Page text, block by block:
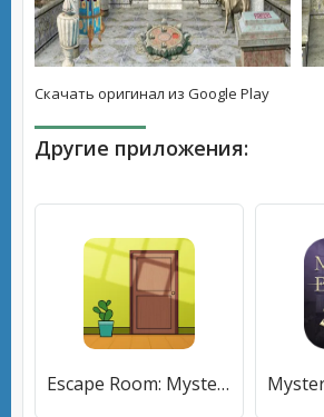
Скачать оригинал из Google Play
Другие приложения:
Escape Room: Mystery Word (Искейп Рум) [МОД Mega Pack] APK Android